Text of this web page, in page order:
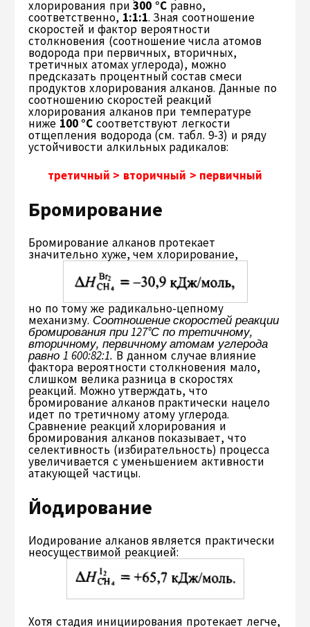
хлорирования при300 °С равно,
соответственно, 1:1:1. Зная соотношение
скоростей и фактор вероятности
столкновения (соотношение числа атомов
водорода при первичных, вторичных,
третичных атомах углерода), можно
предсказать процентный состав смеси
продуктов хлорирования алканов. Данные по
соотношению скоростей реакций
хлорирования алканов при температуре
ниже 100 °С соответствуют легкости
отщепления водорода (см. табл. 9-3) и ряду
устойчивости алкильных радикалов:
третичный > вторичный > первичный
Бромирование
Бромирование алканов протекает
значительно хуже, чем хлорирование,
но по тому же радикально-цепному
механизму. Соотношение скоростей реакции
бромирования при 127°С по третичному,
вторичному, первичному атомам углерода
равно 1 600:82:1.В данном случае влияние
фактора вероятности столкновения мало,
слишком велика разница в скоростях
реакций. Можно утверждать, что
бромирование алканов практически нацело
идет по третичному атому углерода.
Сравнение реакций хлорирования и
бромирования алканов показывает, что
селективность (избирательность) процесса
увеличивается с уменьшением активности
атакующей частицы.
Йодирование
Иодирование алканов является практически
неосуществимой реакцией:
Хотя стадия инициирования протекает легче,